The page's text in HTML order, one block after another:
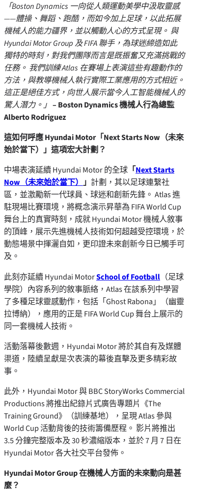
「Boston Dynamics 一向從人類運動美學中汲取靈感
——體操、舞蹈、跑酷，而如今加上足球，以此拓展
機械人的能力疆界，並以觸動人心的方式呈現。 與
Hyundai Motor Group 及 FIFA 聯手，為球迷締造如此
獨特的時刻，對我們團隊而言是既振奮又充滿挑戰的
任務。 我們訓練 Atlas 在賽場上表演這些有趣動作的
方法，與教導機械人執行實際工業應用的方式相近。
這正是絕佳方式，向世人展示當今人工智能機械人的
驚人潛力。」 – Boston Dynamics 機械人行為總監
Alberto Rodriguez
這如何呼應 Hyundai Motor「Next Starts Now（未來
始於當下）」這項宏大計劃？
中場表演延續 Hyundai Motor 的全球 「Next Starts
Now（未來始於當下） 」 計劃，其以足球連繫社
區，並激勵新一代球員、球迷和創新先鋒。 Atlas 進
駐現場比賽環境，將概念演示昇華為 FIFA World Cup
舞台上的真實時刻，成就 Hyundai Motor 機械人敘事
的頂峰，展示先進機械人技術如何超越受控環境，於
動態場景中揮灑自如，更印證未來創新今日已觸手可
及。
此刻亦延續 Hyundai MotorSchool of Football （足球
學院）內容系列的敘事脈絡，Atlas 在該系列中學習
了多種足球靈感動作，包括「Ghost Rabona」（幽靈
拉博納），應用的正是 FIFA World Cup 舞台上展示的
同一套機械人技術。
活動落幕後數週，Hyundai Motor 將於其自有及媒體
渠道，陸續呈獻是次表演的幕後直擊及更多精彩故
事。
此外，Hyundai Motor 與 BBC StoryWorks Commercial
Productions 將推出紀錄片式廣告專題片《The
Training Ground》（訓練基地），呈現 Atlas 參與
World Cup 活動背後的技術籌備歷程。 影片將推出
3.5 分鐘完整版本及 30 秒濃縮版本，並於 7 月 7 日在
Hyundai Motor 各大社交平台發佈。
Hyundai Motor Group 在機械人方面的未來動向是甚
麼？